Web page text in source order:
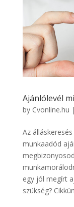
Ajánlólevél
by Cvonline.hu |
Az
munkaadód
egy jól megírt
szükség?